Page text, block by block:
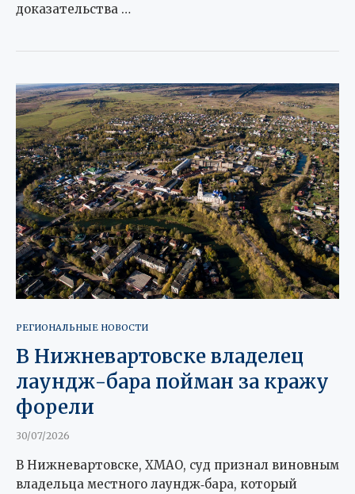
доказательства …
РЕГИОНАЛЬНЫЕ НОВОСТИ
В Нижневартовске владелец
лаундж-бара пойман за кражу
форели
30/07/2026
В Нижневартовске, ХМАО, суд признал виновным
владельца местного лаундж‑бара, который